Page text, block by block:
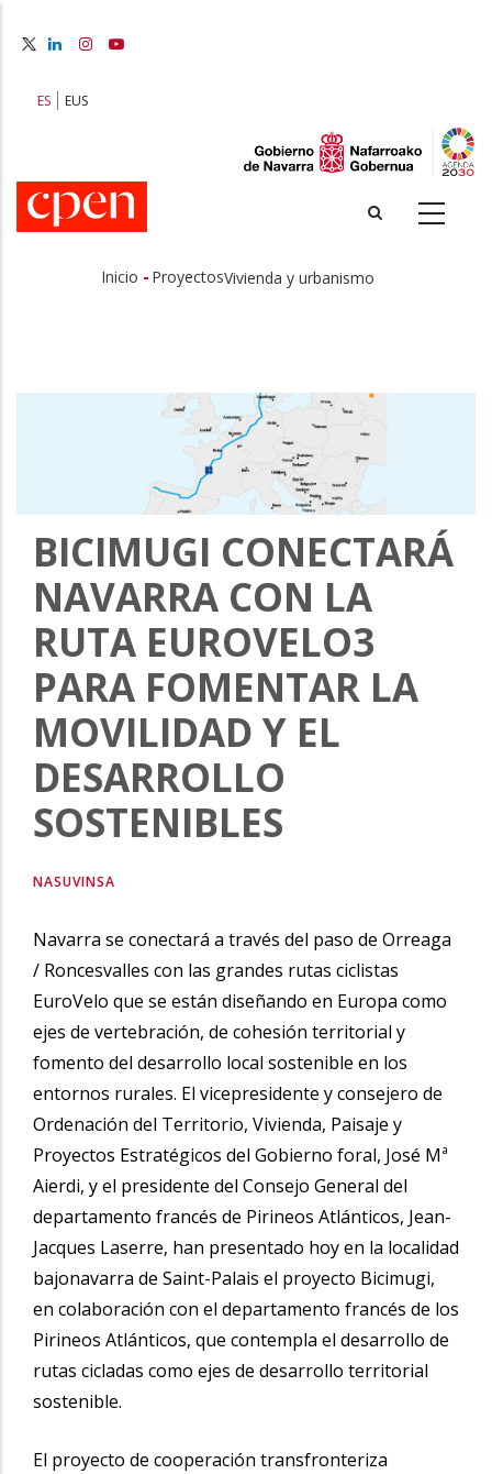
principal
ES EUS
de
ayuda
la
navegación
Inicio - ProyectosVivienda y urbanismo
BICIMUGI CONECTARÁ
NAVARRA CON LA
RUTA EUROVELO3
PARA FOMENTAR LA
MOVILIDAD Y EL
DESARROLLO
SOSTENIBLES
NASUVINSA
Navarra se conectará a través del paso de Orreaga
/ Roncesvalles con las grandes rutas ciclistas
EuroVelo que se están diseñando en Europa como
ejes de vertebración, de cohesión territorial y
fomento del desarrollo local sostenible en los
entornos rurales. El vicepresidente y consejero de
Ordenación del Territorio, Vivienda, Paisaje y
Proyectos Estratégicos del Gobierno foral, José Mª
Aierdi, y el presidente del Consejo General del
departamento francés de Pirineos Atlánticos, Jean-
Jacques Laserre, han presentado hoy en la localidad
bajonavarra de Saint-Palais el proyecto Bicimugi,
en colaboración con el departamento francés de los
Pirineos Atlánticos, que contempla el desarrollo de
rutas cicladas como ejes de desarrollo territorial
sostenible.
El proyecto de cooperación transfronteriza